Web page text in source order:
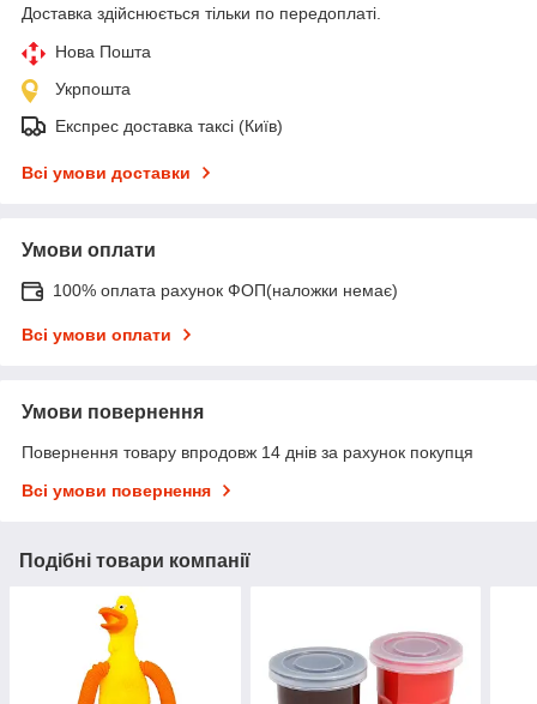
Доставка здійснюється тільки по передоплаті.
Нова Пошта
Укрпошта
Експрес доставка таксі (Київ)
Всі умови доставки
Умови оплати
100% оплата рахунок ФОП(наложки немає)
Всі умови оплати
Умови повернення
Повернення товару впродовж 14 днів за рахунок покупця
Всі умови повернення
Подібні товари компанії